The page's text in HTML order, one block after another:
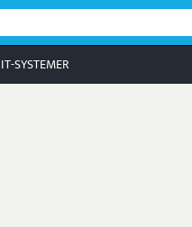
IT-SYSTEMER